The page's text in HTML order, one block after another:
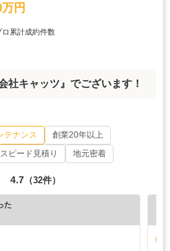
円
ロ累計成約件数
社キャッツ』でございます！
テナンス
創業20年以上
スピード見積り 地元密着
4.7 （32件）
た